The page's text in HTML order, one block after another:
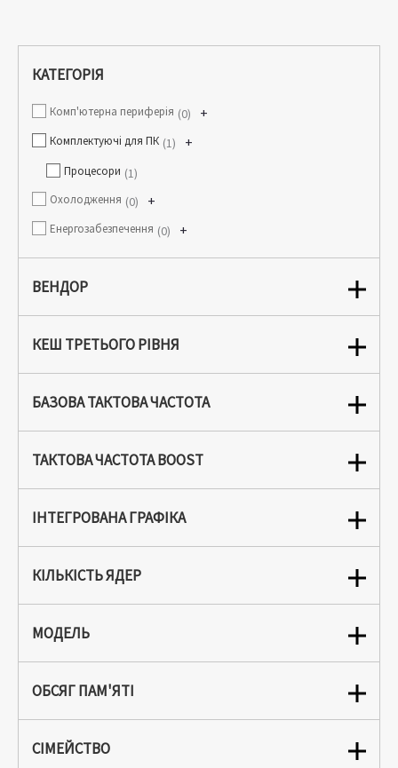
КАТЕГОРІЯ
Комп'ютерна периферія +
0
Комплектуючі для ПК +
1
Процесори 1
Охолодження +
0
Енергозабезпечення +
0
ВЕНДОР
КЕШ ТРЕТЬОГО РІВНЯ
БАЗОВА ТАКТОВА ЧАСТОТА
ТАКТОВА ЧАСТОТА BOOST
ІНТЕГРОВАНА ГРАФІКА
КІЛЬКІСТЬ ЯДЕР
МОДЕЛЬ
ОБСЯГ ПАМ'ЯТІ
СІМЕЙСТВО